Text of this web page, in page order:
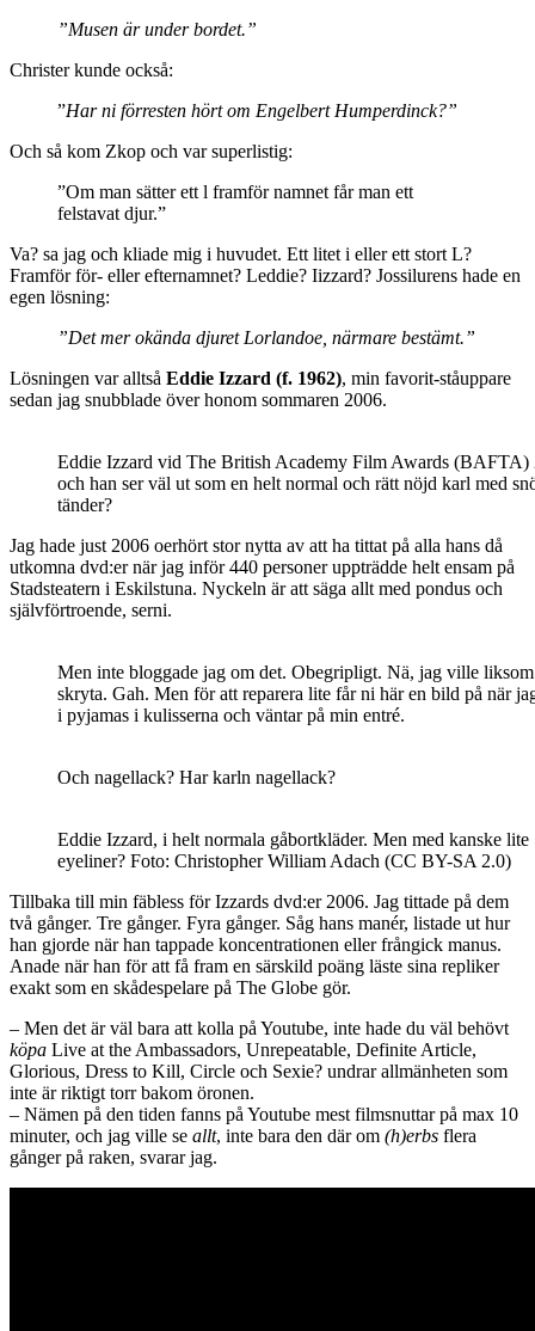
”Musen är under bordet.”
Christer kunde också:
”Har ni förresten hört om Engelbert Humperdinck?”
Och så kom Zkop och var superlistig:
”Om man sätter ett l framför namnet får man ett
felstavat djur.”
Va? sa jag och kliade mig i huvudet. Ett litet i eller ett stort L?
Framför för- eller efternamnet? Leddie? Iizzard? Jossilurens hade en
egen lösning:
”Det mer okända djuret Lorlandoe, närmare bestämt.”
Lösningen var alltså Eddie Izzard (f. 1962), min favorit-ståuppare
sedan jag snubblade över honom sommaren 2006.
Eddie Izzard vid The British Academy Film Awards (BAFTA)
och han ser väl ut som en helt normal och rätt nöjd karl med
tänder?
Jag hade just 2006 oerhört stor nytta av att ha tittat på alla hans då
utkomna dvd:er när jag inför 440 personer uppträdde helt ensam på
Stadsteatern i Eskilstuna. Nyckeln är att säga allt med pondus och
självförtroende, serni.
Men inte bloggade jag om det. Obegripligt. Nä, jag ville
skryta. Gah. Men för att reparera lite får ni här en bild på när
i pyjamas i kulisserna och väntar på min entré.
Och nagellack? Har karln nagellack?
Eddie Izzard, i helt normala gåbortkläder. Men med kanske lite
eyeliner? Foto: Christopher William Adach (CC BY-SA 2.0)
Tillbaka till min fäbless för Izzards dvd:er 2006. Jag tittade på dem
två gånger. Tre gånger. Fyra gånger. Såg hans manér, listade ut hur
han gjorde när han tappade koncentrationen eller frångick manus.
Anade när han för att få fram en särskild poäng läste sina repliker
exakt som en skådespelare på The Globe gör.
– Men det är väl bara att kolla på Youtube, inte hade du väl behövt
köpa Live at the Ambassadors, Unrepeatable, Definite Article,
Glorious, Dress to Kill, Circle och Sexie? undrar allmänheten som
inte är riktigt torr bakom öronen.
– Nämen på den tiden fanns på Youtube mest filmsnuttar på max 10
minuter, och jag ville se allt, inte bara den där om (h)erbs flera
gånger på raken, svarar jag.